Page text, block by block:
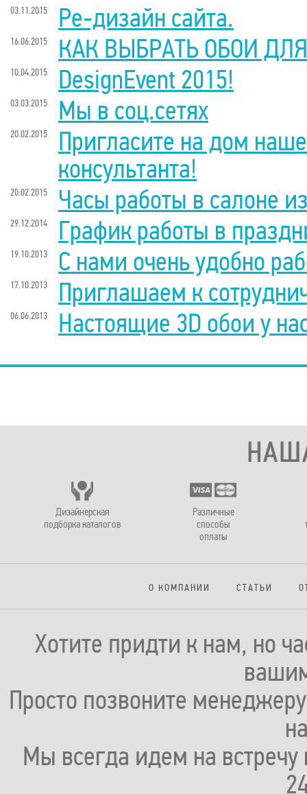
03.11.2015 Ре-дизайн сайта.
16.06.2015 КАК ВЫБРАТЬ ОБОИ
10.04.2015 DesignEvent 2015!
03.03.2015 Мы в соц.сетях
20.02.2015
Пригласите на дом
консультанта!
20.02.2015 Часы работы в салоне
29.12.2014 График работы в
19.10.2013 С нами очень удобно
17.10.2013 Приглашаем к
06.06.2013 Настоящие 3D обои у
Дизайнерская
подборка каталогов
Различные
способы
оплаты
О КОМПАНИИ СТАТЬИ
Хотите придти к нам, но
Просто позвоните
Мы всегда идем на